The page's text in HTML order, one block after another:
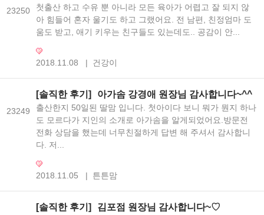
23250
첫출산 하고 수유 뿐 아니라 모든 육아가 어렵고 잘 되지 않
아 힘들어 혼자 울기도 하고 그랬어요. 전 남편, 친정엄마 도
움도 받고, 애기 키우는 친구들도 있는데도.. 공감이 안...
2018.11.08 | 건강이
23249
[솔직한 후기] 아가솜 강경애 원장님 감사합니다~^^
출산한지 50일된 딸맘 입니다. 첫아이다 보니 뭐가 뭔지 하나
도 모르다가 지인의 소개로 아가솜을 알게되었어요.방문전
전화 상담을 했는데 너무친절하게 답변 해 주셔서 감사합니
다. 저...
2018.11.05 | 튼튼맘
[솔직한 후기] 김포점 원장님 감사합니다~♡